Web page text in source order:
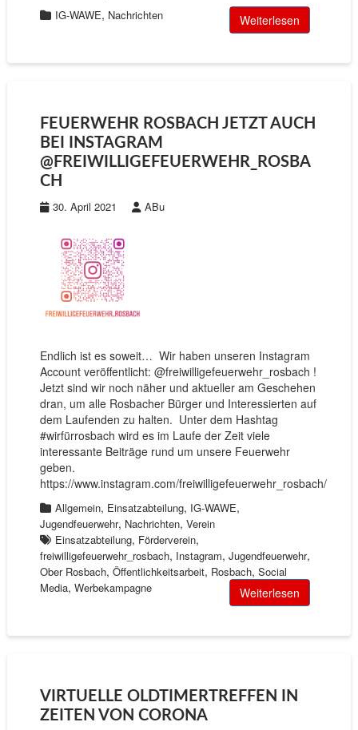
IG-WAWE, Nachrichten Weiterlesen
FEUERWEHR ROSBACH JETZT AUCH
BEI INSTAGRAM
@FREIWILLIGEFEUERWEHR_ROSBA
CH
30. April 2021 ABu
Endlich ist es soweit… Wir haben unseren Instagram
Account veröffentlicht: @freiwilligefeuerwehr_rosbach !
Jetzt sind wir noch näher und aktueller am Geschehen
dran, um alle Rosbacher Bürger und Interessierten auf
dem Laufenden zu halten. Unter dem Hashtag
#wirfürrosbach wird es im Laufe der Zeit viele
interessante Beiträge rund um unsere Feuerwehr
geben.
https://www.instagram.com/freiwilligefeuerwehr_rosbach/
Allgemein, Einsatzabteilung, IG-WAWE,
Jugendfeuerwehr, Nachrichten, Verein
Einsatzabteilung, Förderverein,
freiwilligefeuerwehr_rosbach, Instagram, Jugendfeuerwehr,
Ober Rosbach, Öffentlichkeitsarbeit, Rosbach, Social
Media, Werbekampagne Weiterlesen
VIRTUELLE OLDTIMERTREFFEN IN
ZEITEN VON CORONA